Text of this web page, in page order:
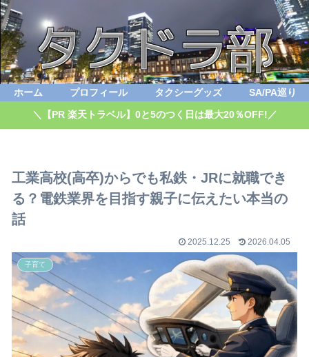
ホーム プロフィール タクシーグッズ SA/PA巡り
＼【PR 楽天トラベル】0と5のつく日は最大20％OFF!／
工業高校(高卒)からでも私鉄・JRに就職でき
る？電鉄業界を目指す親子に伝えたい本当の
話
2025.12.25 2026.04.05
子育て